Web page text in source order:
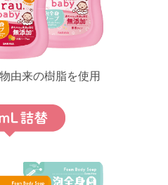
由来の樹脂を使用